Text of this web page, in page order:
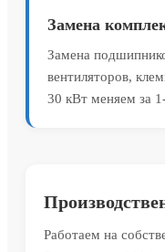
Замена
Замена
вентиляторов,
30 кВт меняем за
Работаем на